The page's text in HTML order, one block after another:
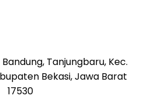
Tanjungbaru, Kec.
Bekasi, Jawa Barat
17530